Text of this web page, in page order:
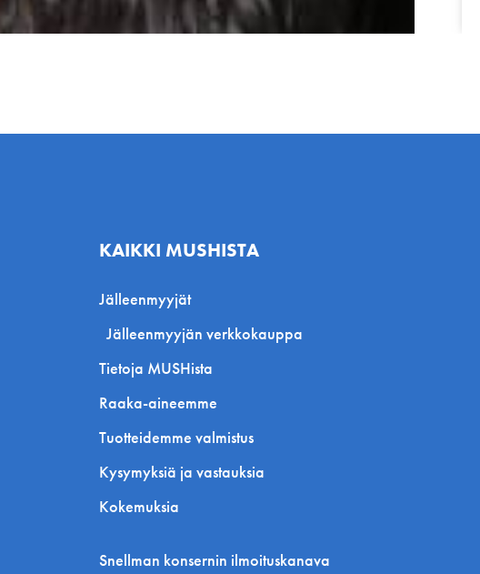
KAIKKI MUSHISTA
Jälleenmyyjät
Jälleenmyyjän verkkokauppa
Tietoja MUSHista
Raaka-aineemme
Tuotteidemme valmistus
Kysymyksiä ja vastauksia
Kokemuksia
Snellman konsernin ilmoituskanava